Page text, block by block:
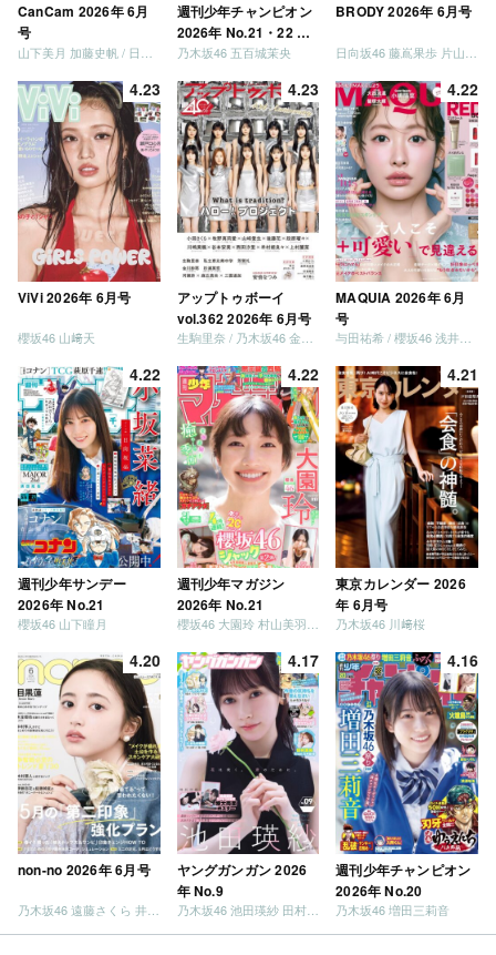
CanCam 2026年 6月
号
週刊少年チャンピオン
2026年 No.21・22 合
併号
乃木坂46 五百城茉央
BRODY 2026年 6月号
4.23
ViVi 2026年 6月号
櫻坂46 山﨑天
4.23
アップトゥボーイ
vol.362 2026年 6月号
生駒里奈 / 乃木坂46 金川紗耶 森平麗心
4.22
MAQUIA 2026年 6月
号
与田祐希 / 櫻坂46 浅井恋乃未
4.22
週刊少年サンデー
2026年 No.21
櫻坂46 山下瞳月
4.22
週刊少年マガジン
2026年 No.21
4.21
東京カレンダー 2026
年 6月号
乃木坂46 川﨑桜
4.20
non-no 2026年 6月号
4.17
ヤングガンガン 2026
年 No.9
乃木坂46 池田瑛紗 田村真佑
4.16
週刊少年チャンピオン
2026年 No.20
乃木坂46 増田三莉音